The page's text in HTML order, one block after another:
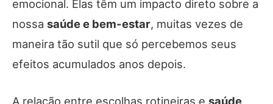
emocional. Elas têm um impacto direto sobre a
nossa saúde e bem-estar, muitas vezes de
maneira tão sutil que só percebemos seus
efeitos acumulados anos depois.
A relação entre escolhas rotineiras e saúde